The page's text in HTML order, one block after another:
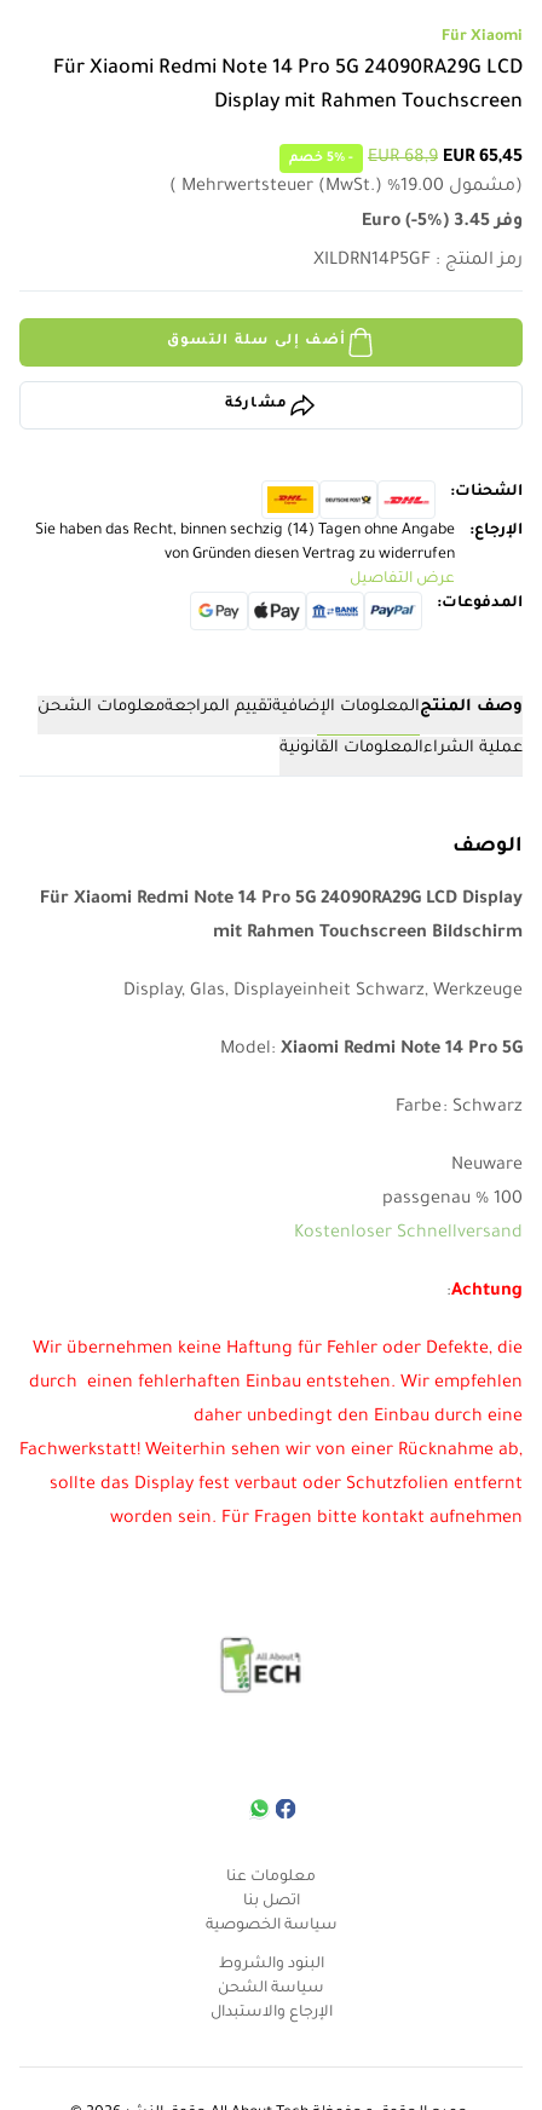
Für Xiaomi
Für Xiaomi Redmi Note 14 Pro 5G 24090RA29G LCD
Display mit Rahmen Touchscreen
65,45 EUR
68,9 EUR
-
5% خصم
(مشمول 19.00
%
Mehrwertsteuer (MwSt.)
)
وفر 3.45
Euro (-5%)
رمز المنتج :
XILDRN14P5GF
أضف إلى سلة التسوق
مشاركة
الشحنات:
الإرجاع:
Sie haben das Recht, binnen sechzig (14) Tagen ohne Angabe
von Gründen diesen Vertrag zu widerrufen
عرض التفاصيل
المدفوعات:
وصف المنتجالمعلومات الإضافيةتقييم المراجعةمعلومات الشحن
عملية الشراءالمعلومات القانونية
الوصف
Für Xiaomi Redmi Note 14 Pro 5G 24090RA29G LCD Display
mit Rahmen Touchscreen Bildschirm
Display, Glas, Displayeinheit Schwarz, Werkzeuge
Model: Xiaomi Redmi Note 14 Pro 5G
Farbe: Schwarz
Neuware
100 % passgenau
Kostenloser Schnellversand
Achtung
:
Wir übernehmen keine Haftung für Fehler oder Defekte, die
durch einen fehlerhaften Einbau entstehen. Wir empfehlen
daher unbedingt den Einbau durch eine
Fachwerkstatt! Weiterhin sehen wir von einer Rücknahme ab,
sollte das Display fest verbaut oder Schutzfolien entfernt
worden sein. Für Fragen bitte kontakt aufnehmen
معلومات عنا
اتصل بنا
سياسة الخصوصية
البنود والشروط
سياسة الشحن
الإرجاع والاستبدال